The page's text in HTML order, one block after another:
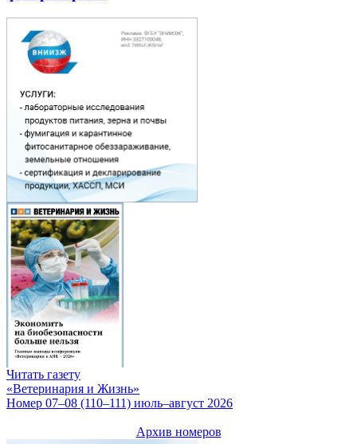
Читать газету
«Ветеринария и Жизнь»
Номер 07–08 (110–111) июль–август 2026
Архив номеров